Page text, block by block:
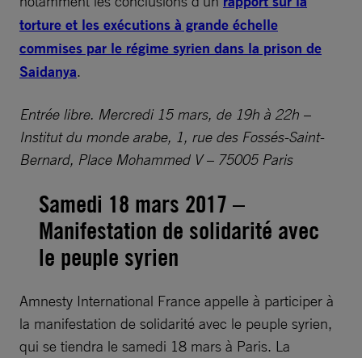
torture et les exécutions à grande échelle
commises par le régime syrien dans la prison de
Saidanya.
Entrée libre. Mercredi 15 mars, de 19h à 22h –
Institut du monde arabe, 1, rue des Fossés-Saint-
Bernard, Place Mohammed V – 75005 Paris
Samedi 18 mars 2017 –
Manifestation de solidarité avec
le peuple syrien
Amnesty International France appelle à participer à
la manifestation de solidarité avec le peuple syrien,
qui se tiendra le samedi 18 mars à Paris. La